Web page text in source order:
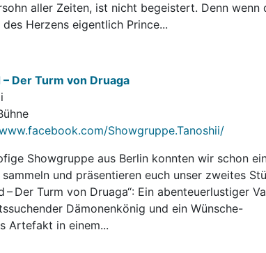
aller Zeiten, ist nicht begeistert. Denn wenn
des Herzens eigentlich Prince...
– Der Turm von Druaga
Showgruppe.Tanoshii/
Showgruppe aus Berlin konnten wir schon
und präsentieren euch unser zweites
– Der Turm von Druaga“: Ein abenteuerlustiger
Dämonenkönig und ein Wünsche-
Artefakt in einem...